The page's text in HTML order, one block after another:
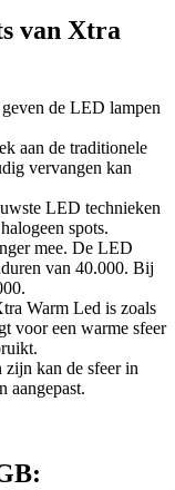
van Xtra
de LED lampen
aan de traditionele
vervangen kan
LED technieken
spots.
mee. De LED
van 40.000. Bij
Warm Led is zoals
voor een warme sfeer
kan de sfeer in
aangepast.